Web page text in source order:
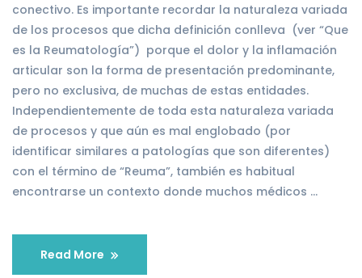
conectivo. Es importante recordar la naturaleza variada
de los procesos que dicha definición conlleva (ver “Que
es la Reumatología”) porque el dolor y la inflamación
articular son la forma de presentación predominante,
pero no exclusiva, de muchas de estas entidades.
Independientemente de toda esta naturaleza variada
de procesos y que aún es mal englobado (por
identificar similares a patologías que son diferentes)
con el término de “Reuma”, también es habitual
encontrarse un contexto donde muchos médicos …
Read More